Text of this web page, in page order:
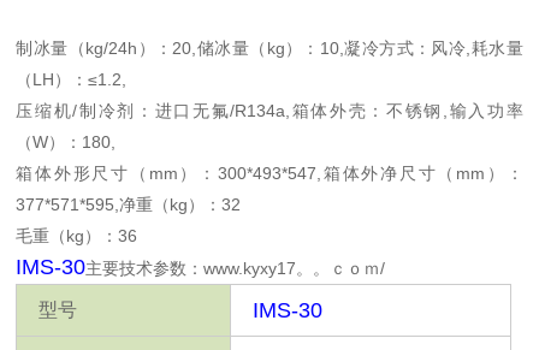
制冰量（kg/24h）：20,储冰量（kg）：10,凝冷方式：风冷,耗水量
（LH）：≤1.2,
压缩机/制冷剂：进口无氟/R134a,箱体外壳：不锈钢,输入功率
（W）：180,
箱体外形尺寸（mm）：300*493*547,箱体外净尺寸（mm）：
377*571*595,净重（kg）：32
毛重（kg）：36
IMS-30主要技术参数：www.kyxy17。。ｃｏｍ/
型号 IMS-30